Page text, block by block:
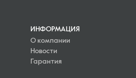
ИНФОРМАЦИЯ
О компании
Новости
Гарантия